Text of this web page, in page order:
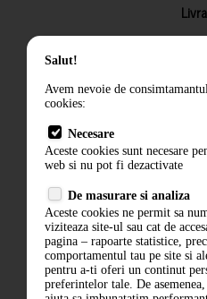
Returnarea
Termeni si
Politica de
Salut!
Avem nevoie de
cookies:
Necesare
Aceste cookies sunt necesare
web si nu pot fi dezactivate
De masurare si analiza
Aceste cookies ne permit sa
viziteaza site-ul sau cat de
pagina – rapoarte statistice,
comportamentul tau pe site si
pentru a-ti oferi un continut
preferintelor tale. De